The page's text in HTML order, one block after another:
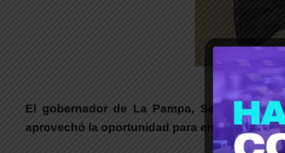
El gobernador de La Pampa, Sergio
aprovechó la oportunidad para enviar un